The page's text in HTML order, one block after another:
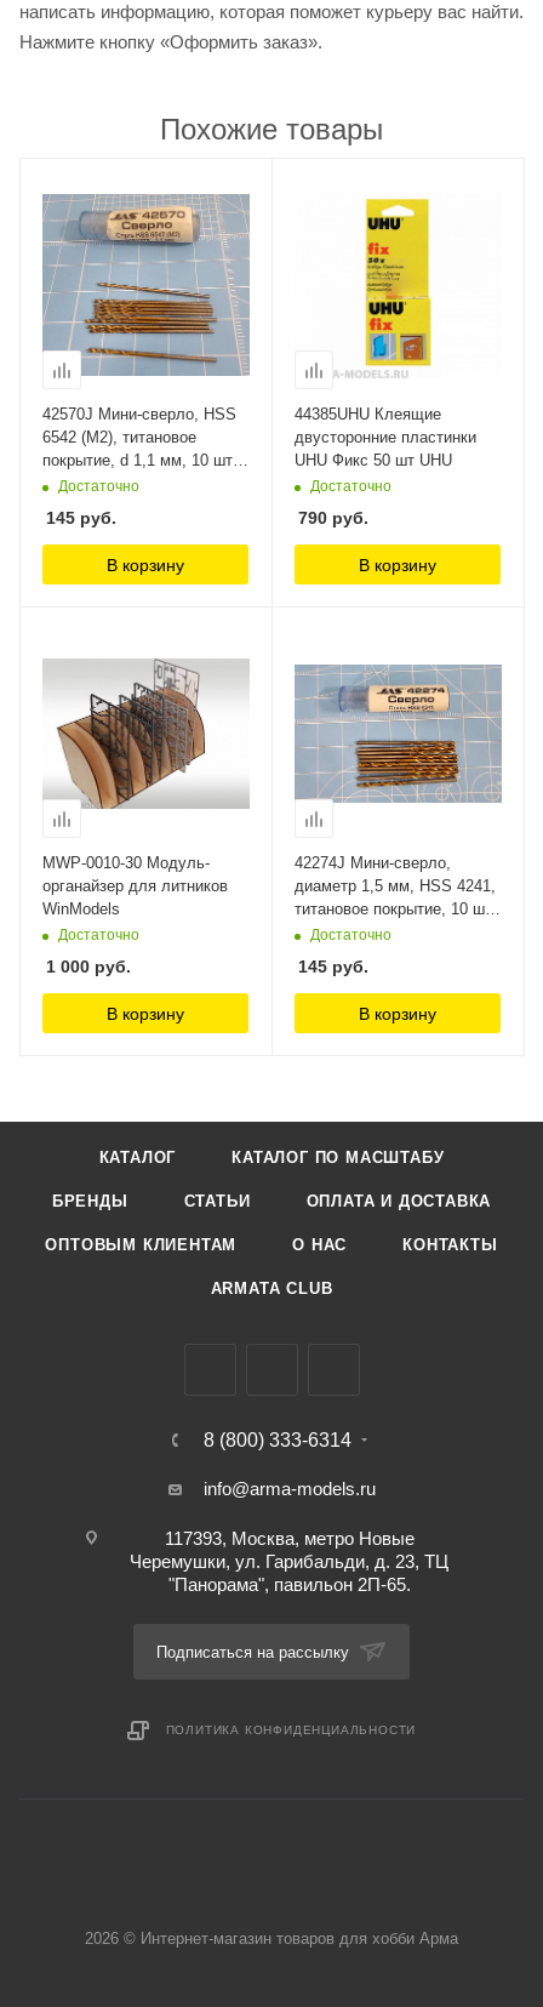
написать информацию, которая поможет курьеру вас найти.
Нажмите кнопку «Оформить заказ».
Похожие товары
42570J Мини-сверло, HSS
6542 (M2), титановое
покрытие, d 1,1 мм, 10 шт.
JasДостаточно
145 руб.
В корзину
44385UHU Клеящие
двусторонние пластинки
UHU Фикс 50 шт UHU
Достаточно
790 руб.
В корзину
MWP-0010-30 Модуль-
органайзер для литников
WinModels
Достаточно
1 000 руб.
В корзину
42274J Мини-сверло,
диаметр 1,5 мм, HSS 4241,
титановое покрытие, 10 шт./
уп. Jas
Достаточно
145 руб.
В корзину
КАТАЛОГ КАТАЛОГ ПО МАСШТАБУ
БРЕНДЫ СТАТЬИ ОПЛАТА И ДОСТАВКА
ОПТОВЫМ КЛИЕНТАМ О НАС КОНТАКТЫ
ARMATA CLUB
8 (800) 333-6314
info@arma-models.ru
117393, Москва, метро Новые
Черемушки, ул. Гарибальди, д. 23, ТЦ
"Панорама", павильон 2П-65.
Подписаться на рассылку
ПОЛИТИКА КОНФИДЕНЦИАЛЬНОСТИ
2026 © Интернет-магазин товаров для хобби Арма